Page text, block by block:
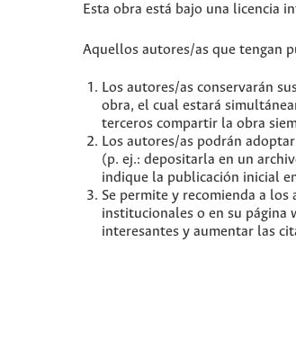
Esta obra está bajo una licencia
Aquellos autores/as que tengan
Los autores/as conservarán
obra, el cual estará
terceros compartir la obra
Los autores/as podrán
(p. ej.: depositarla en un
indique la publicación inicial
Se permite y recomienda a
institucionales o en su página
interesantes y aumentar las